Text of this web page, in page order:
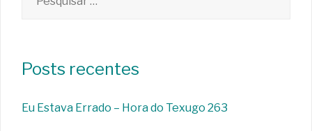
por:
Posts recentes
Eu Estava Errado – Hora do Texugo 263